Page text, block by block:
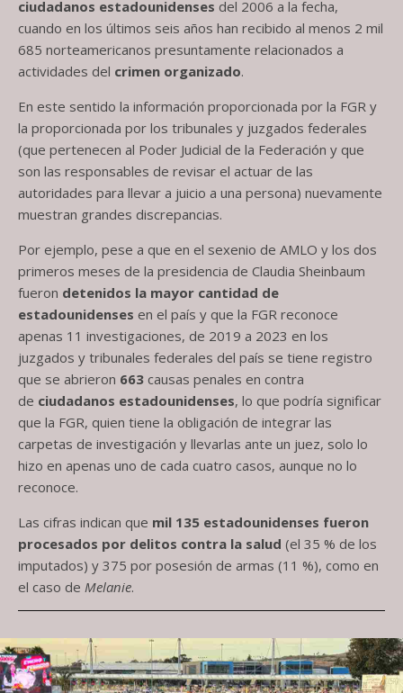
ciudadanos estadounidenses del 2006 a la fecha,
cuando en los últimos seis años han recibido al menos 2 mil
685 norteamericanos presuntamente relacionados a
actividades del crimen organizado.
En este sentido la información proporcionada por la FGR y
la proporcionada por los tribunales y juzgados federales
(que pertenecen al Poder Judicial de la Federación y que
son las responsables de revisar el actuar de las
autoridades para llevar a juicio a una persona) nuevamente
muestran grandes discrepancias.
Por ejemplo, pese a que en el sexenio de AMLO y los dos
primeros meses de la presidencia de Claudia Sheinbaum
fueron detenidos la mayor cantidad de
estadounidenses en el país y que la FGR reconoce
apenas 11 investigaciones, de 2019 a 2023 en los
juzgados y tribunales federales del país se tiene registro
que se abrieron 663 causas penales en contra
de ciudadanos estadounidenses, lo que podría significar
que la FGR, quien tiene la obligación de integrar las
carpetas de investigación y llevarlas ante un juez, solo lo
hizo en apenas uno de cada cuatro casos, aunque no lo
reconoce.
Las cifras indican que mil 135 estadounidenses fueron
procesados por delitos contra la salud (el 35 % de los
imputados) y 375 por posesión de armas (11 %), como en
el caso de Melanie.